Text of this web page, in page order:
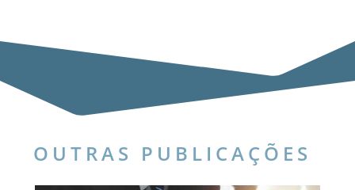
OUTRAS PUBLICAÇÕES